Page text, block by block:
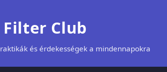
Filter Club
és érdekességek a mindennapokra